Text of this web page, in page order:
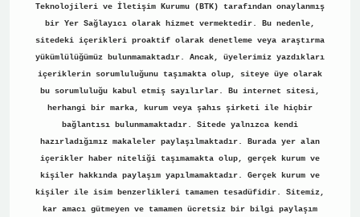
Teknolojileri ve İletişim Kurumu (BTK) tarafından onaylanmış
bir Yer Sağlayıcı olarak hizmet vermektedir. Bu nedenle,
sitedeki içerikleri proaktif olarak denetleme veya araştırma
yükümlülüğümüz bulunmamaktadır. Ancak, üyelerimiz yazdıkları
içeriklerin sorumluluğunu taşımakta olup, siteye üye olarak
bu sorumluluğu kabul etmiş sayılırlar. Bu internet sitesi,
herhangi bir marka, kurum veya şahıs şirketi ile hiçbir
bağlantısı bulunmamaktadır. Sitede yalnızca kendi
hazırladığımız makaleler paylaşılmaktadır. Burada yer alan
içerikler haber niteliği taşımamakta olup, gerçek kurum ve
kişiler hakkında paylaşım yapılmamaktadır. Gerçek kurum ve
kişiler ile isim benzerlikleri tamamen tesadüfidir. Sitemiz,
kar amacı gütmeyen ve tamamen ücretsiz bir bilgi paylaşım